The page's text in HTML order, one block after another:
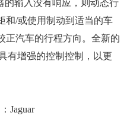
的输入没有响应，则动态行
和/或使用制动到适当的车
正汽车的行程方向。全新的
有增强的控制控制，以更
Jaguar